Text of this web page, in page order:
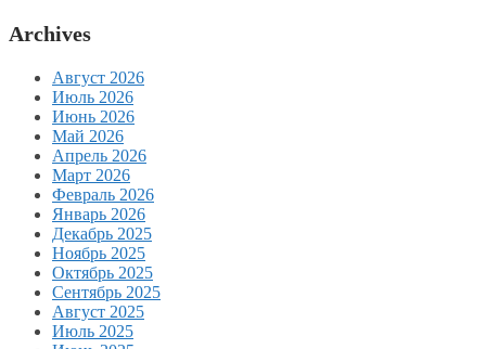
Archives
Август 2026
Июль 2026
Июнь 2026
Май 2026
Апрель 2026
Март 2026
Февраль 2026
Январь 2026
Декабрь 2025
Ноябрь 2025
Октябрь 2025
Сентябрь 2025
Август 2025
Июль 2025